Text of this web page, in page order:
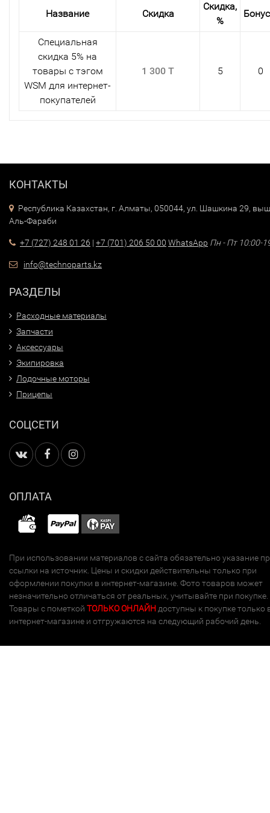
Название Скидка
Скидка,
%
Специальная
скидка 5% на
товары с тэгом
WSM для интернет-
покупателей
1 300 T 5 0
КОНТАКТЫ
Республика Казахстан, г. Алматы, 050044, ул. Шашкина 29,
Аль-Фараби
+7 (727) 248 01 26 | +7 (701) 206 50 00 WhatsApp Пн - Пт 10:00-
info@technoparts.kz
РАЗДЕЛЫ
Расходные материалы
Запчасти
Аксессуары
Экипировка
Лодочные моторы
Прицепы
СОЦСЕТИ
ОПЛАТА
При использовании материалов с сайта обязательно указание
ссылки на источник. Цены и скидки действительны только при
оформлении покупки в интернет-магазине. Фото товаров может
незначительно отличаться от реальных, учитывайте при покупке.
Товары с пометкой ТОЛЬКО ОНЛАЙН доступны к покупке только
интернет-магазине и отгружаются на следующий рабочий день.